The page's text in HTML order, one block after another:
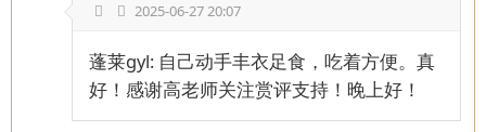
2025-06-27 20:07
蓬莱gyl: 自己动手丰衣足食，吃着方便。真
好！感谢高老师关注赏评支持！晚上好！